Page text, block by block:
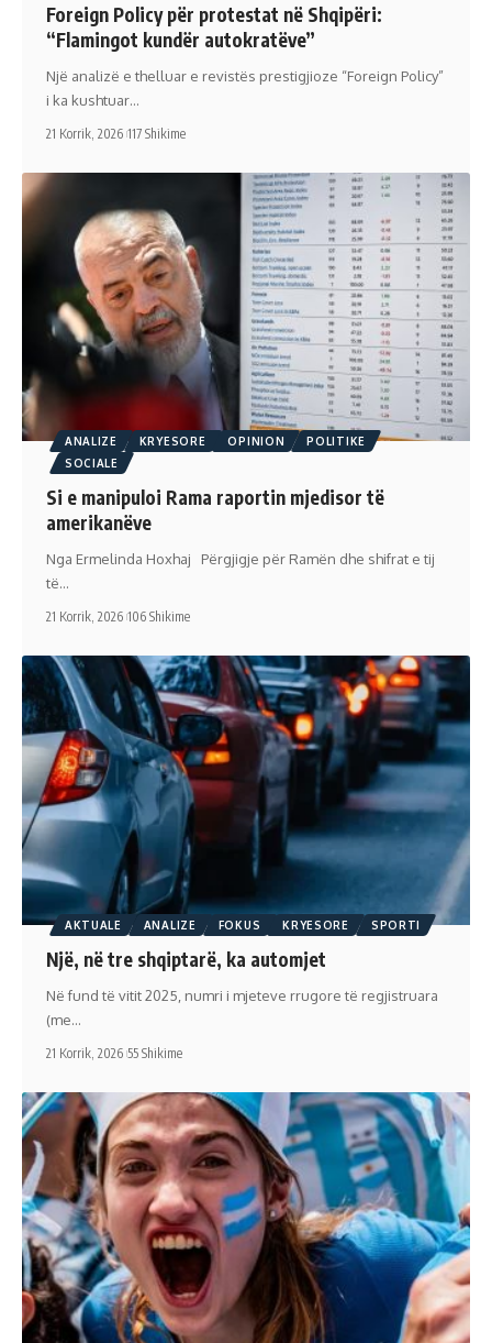
Foreign Policy për protestat në Shqipëri:
“Flamingot kundër autokratëve”
Një analizë e thelluar e revistës prestigjioze “Foreign Policy”
i ka kushtuar…
21 Korrik, 2026 117 Shikime
ANALIZE KRYESORE OPINION
POLITIKE
SOCIALE
Si e manipuloi Rama raportin mjedisor të
amerikanëve
Nga Ermelinda Hoxhaj Përgjigje për Ramën dhe shifrat e tij
të…
21 Korrik, 2026 106 Shikime
AKTUALE ANALIZE FOKUS KRYESORE SPORTI
Një, në tre shqiptarë, ka automjet
Në fund të vitit 2025, numri i mjeteve rrugore të regjistruara
(me…
21 Korrik, 2026 55 Shikime